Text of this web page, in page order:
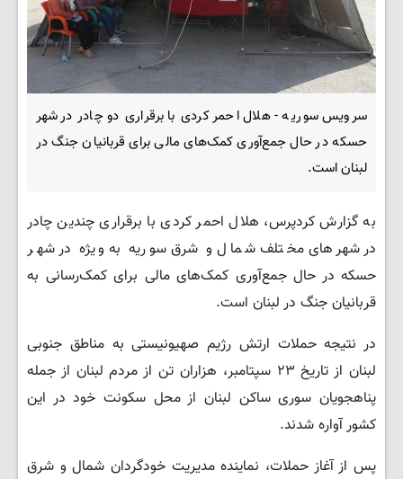
سرویس سوریه - هلال احمر کردی با برقراری دو چادر در شهر
حسکه در حال جمع‌آوری کمک‌های مالی برای قربانیان جنگ در
لبنان است.
به گزارش کردپرس، هلال احمر کردی با برقراری چندین چادر
در شهرهای مختلف شمال و شرق سوریه به ویژه در شهر
حسکه در حال جمع‌آوری کمک‌های مالی برای کمک‌رسانی به
قربانیان جنگ در لبنان است.
در نتیجه حملات ارتش رژیم صهیونیستی به مناطق جنوبی
لبنان از تاریخ ۲۳ سپتامبر، هزاران تن از مردم لبنان از جمله
پناهجویان سوری ساکن لبنان از محل سکونت خود در این
کشور آواره شدند.
پس از آغاز حملات، نماینده مدیریت خودگردان شمال و شرق